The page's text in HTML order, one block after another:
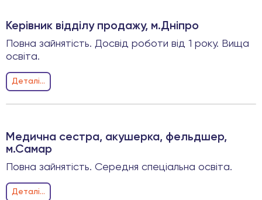
Керівник відділу продажу, м.Дніпро
Повна зайнятість. Досвід роботи від 1 року. Вища
освіта.
Деталi...
Медична сестра, акушерка, фельдшер,
м.Самар
Повна зайнятість. Середня спеціальна освіта.
Деталi...